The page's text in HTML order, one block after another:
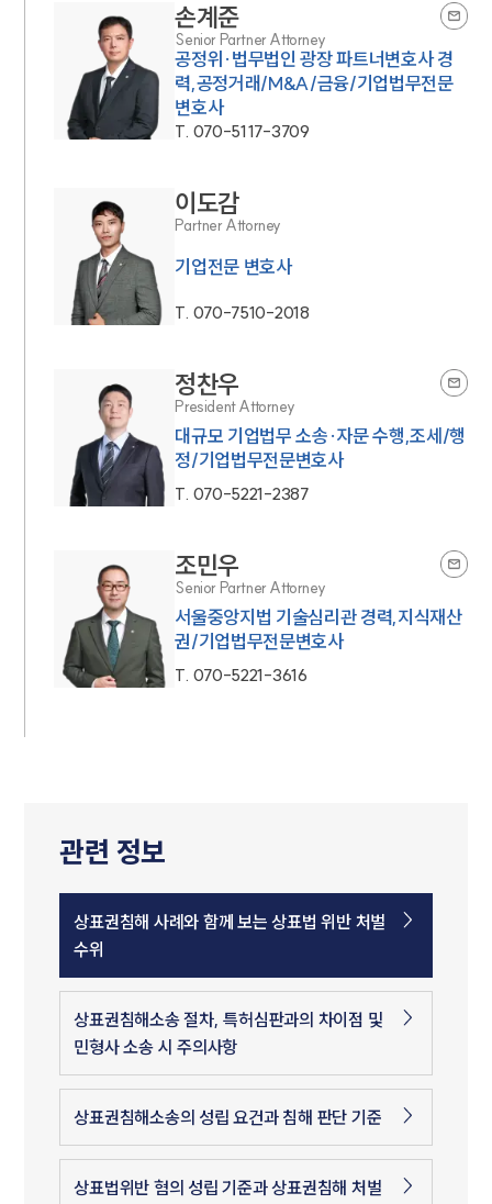
손계준
Senior Partner Attorney
공정위·법무법인 광장 파트너변호사 경
력,공정거래/M&A/금융/기업법무전문
변호사
T. 070-5117-3709
이도감
Partner Attorney
기업전문 변호사
T. 070-7510-2018
정찬우
President Attorney
대규모 기업법무 소송·자문 수행,조세/행
정/기업법무전문변호사
T. 070-5221-2387
조민우
Senior Partner Attorney
서울중앙지법 기술심리관 경력,지식재산
권/기업법무전문변호사
T. 070-5221-3616
관련 정보
상표권침해 사례와 함께 보는 상표법 위반 처벌
수위
상표권침해소송 절차, 특허심판과의 차이점 및
민형사 소송 시 주의사항
상표권침해소송의 성립 요건과 침해 판단 기준
상표법위반 혐의 성립 기준과 상표권침해 처벌